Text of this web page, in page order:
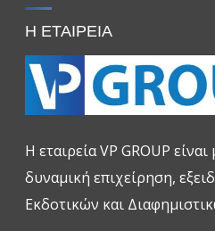
Η ΕΤΑΙΡΕΙΑ
H εταιρεία VP GROUP
δυναμική επιχείρηση,
Εκδοτικών και